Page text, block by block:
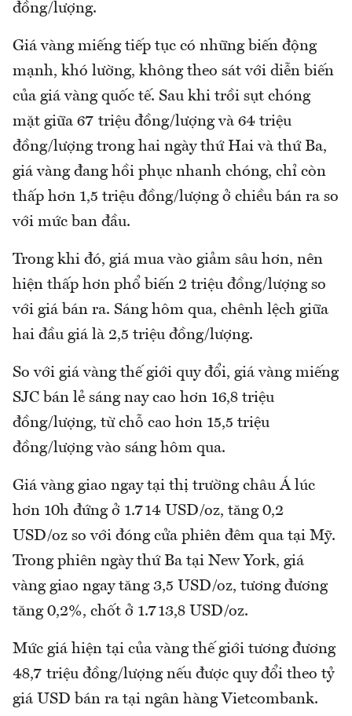
đồng/lượng.
Giá vàng miếng tiếp tục có những biến động
mạnh, khó lường, không theo sát với diễn biến
của giá vàng quốc tế. Sau khi trồi sụt chóng
mặt giữa 67 triệu đồng/lượng và 64 triệu
đồng/lượng trong hai ngày thứ Hai và thứ Ba,
giá vàng đang hồi phục nhanh chóng, chỉ còn
thấp hơn 1,5 triệu đồng/lượng ở chiều bán ra so
với mức ban đầu.
Trong khi đó, giá mua vào giảm sâu hơn, nên
hiện thấp hơn phổ biến 2 triệu đồng/lượng so
với giá bán ra. Sáng hôm qua, chênh lệch giữa
hai đầu giá là 2,5 triệu đồng/lượng.
So với giá vàng thế giới quy đổi, giá vàng miếng
SJC bán lẻ sáng nay cao hơn 16,8 triệu
đồng/lượng, từ chỗ cao hơn 15,5 triệu
đồng/lượng vào sáng hôm qua.
Giá vàng giao ngay tại thị trường châu Á lúc
hơn 10h đứng ở 1.714 USD/oz, tăng 0,2
USD/oz so với đóng cửa phiên đêm qua tại Mỹ.
Trong phiên ngày thứ Ba tại New York, giá
vàng giao ngay tăng 3,5 USD/oz, tương đương
tăng 0,2%, chốt ở 1.713,8 USD/oz.
Mức giá hiện tại của vàng thế giới tương đương
48,7 triệu đồng/lượng nếu được quy đổi theo tỷ
giá USD bán ra tại ngân hàng Vietcombank.